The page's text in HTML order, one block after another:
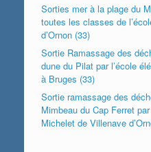
Sorties mer à la plage du
toutes les classes de
d’Ornon (33)
Sortie Ramassage des
dune du Pilat par l’école
à Bruges (33)
Sortie ramassage des
Mimbeau du Cap Ferret
Michelet de Villenave